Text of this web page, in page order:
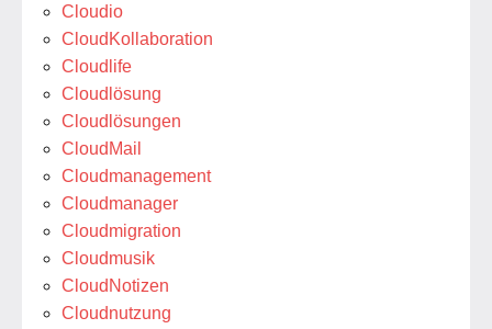
Cloudio
CloudKollaboration
Cloudlife
Cloudlösung
Cloudlösungen
CloudMail
Cloudmanagement
Cloudmanager
Cloudmigration
Cloudmusik
CloudNotizen
Cloudnutzung